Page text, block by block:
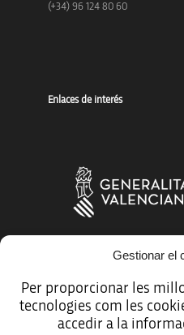
Gestionar el
Per proporcionar les
tecnologies com les
accedir a la
(+34) 96 124 80 60
Enlaces de interés